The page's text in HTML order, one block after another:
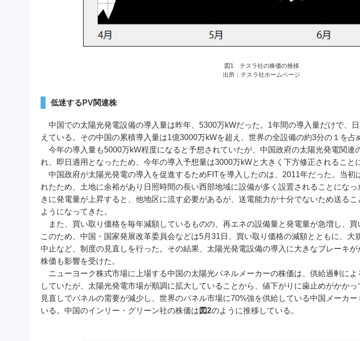
図1 テスラ社の株価の推移
出所：テスラ社ホームページ
低迷するPV関連株
中国での太陽光発電設備の導入量は昨年、5300万kWだった。1年間の導入量だけで、
えている。その中国の累積導入量は1億3000万kWを超え、世界の全設備の約3分の１を占
今年の導入量も5000万kW程度になると予想されていたが、中国政府の太陽光発電関連
れ、即日適用となったため、今年の導入予想量は3000万kWと大きく下方修正されること
中国政府が太陽光発電の導入を促進するためFITを導入したのは、2011年だった。当初
れたため、土地に余裕があり日照時間の長い西部地域に設備が多く設置されることにな
きに発電量が上昇すると、他地区に流す必要があるが、送電能力が十分でないため送る
ようになってきた。
また、買い取り価格を毎年減額しているものの、再エネの設備量と発電量が急増し、買
このため、中国・国家発展改革委員会などは5月31日、買い取り価格の減額とともに、大
中止など、制度の見直しを行った。その結果、太陽光発電設備の導入に大きなブレーキ
株価も影響を受けた。
ニューヨーク株式市場に上場する中国の太陽光パネルメーカーの株価は、供給過剰に
していたが、太陽光発電市場が順調に拡大していることから、値下がりに歯止めがかか
見直しでパネルの需要が減少し、世界のパネル市場に70%強を供給している中国メーカ
いる。中国のインリー・グリーン社の株価は 図2のように推移している。